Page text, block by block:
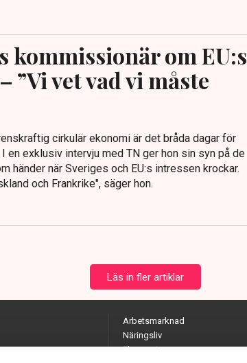
kommissionär om EU:s
vet vad vi måste
cirkulär ekonomi är det bråda dagar för
en exklusiv intervju med TN ger hon sin syn på de
händer när Sveriges och EU:s intressen krockar.
och Frankrike", säger hon.
Läs in fler artiklar
Arbetsmarknad
Näringsliv
Ekonomi